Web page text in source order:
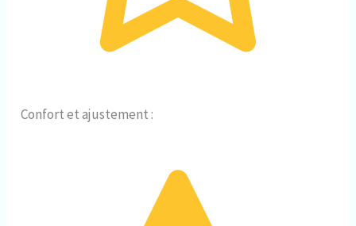
Confort et ajustement :